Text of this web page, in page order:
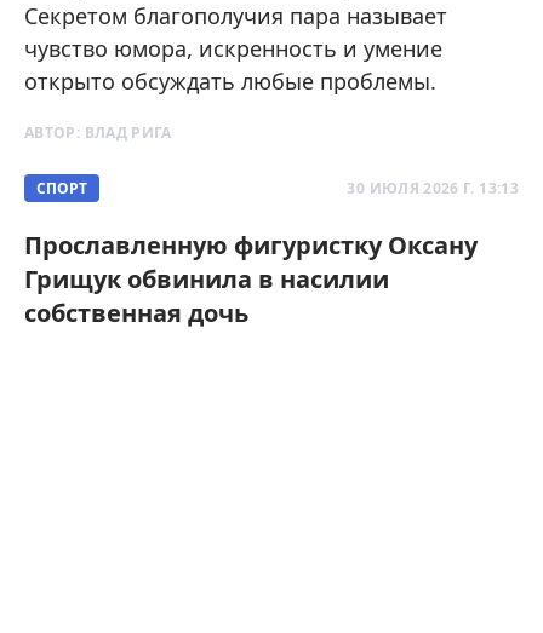
Секретом благополучия пара называет
чувство юмора, искренность и умение
открыто обсуждать любые проблемы.
АВТОР: ВЛАД РИГА
СПОРТ 30 ИЮЛЯ 2026 Г. 13:13
Прославленную фигуристку Оксану
Грищук обвинила в насилии
собственная дочь